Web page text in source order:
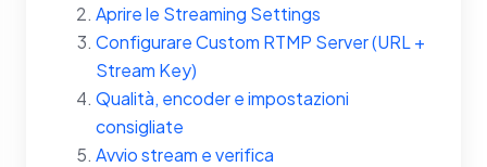
Aprire le Streaming Settings
Configurare Custom RTMP Server (URL +
Stream Key)
Qualità, encoder e impostazioni
consigliate
Avvio stream e verifica